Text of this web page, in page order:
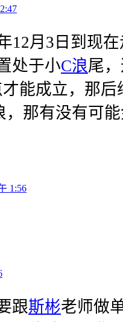
12月3日到现
处于小C浪尾
能成立，那后
，那有没有可
1:56
跟斯彬老师做